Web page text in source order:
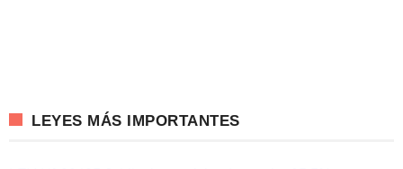
LEYES MÁS IMPORTANTES